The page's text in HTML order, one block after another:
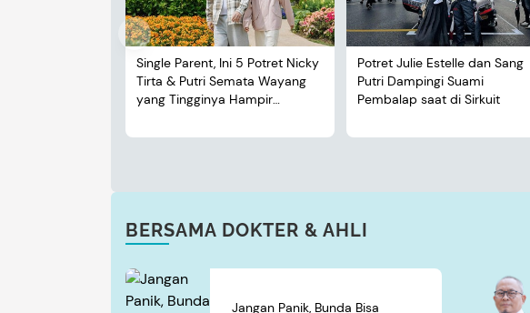
Single Parent, Ini 5 Potret Nicky
Tirta & Putri Semata Wayang
yang Tingginya Hampir
Potret Julie Estelle dan Sang
Putri Dampingi Suami
Pembalap saat di Sirkuit
BERSAMA DOKTER & AHLI
Jangan Panik, Bunda Bisa